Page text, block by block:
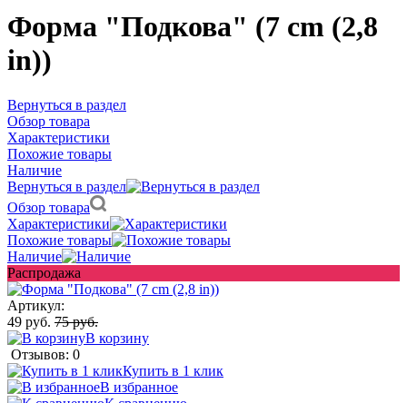
Форма "Подкова" (7 cm (2,8
in))
Вернуться в раздел
Обзор товара
Характеристики
Похожие товары
Наличие
Вернуться в раздел
Обзор товара
Характеристики
Похожие товары
Наличие
Распродажа
Артикул:
49 руб. 75 руб.
В корзину
Отзывов: 0
Купить в 1 клик
В избранное